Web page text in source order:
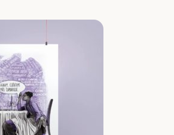
original
era:
18,00 €.
actual